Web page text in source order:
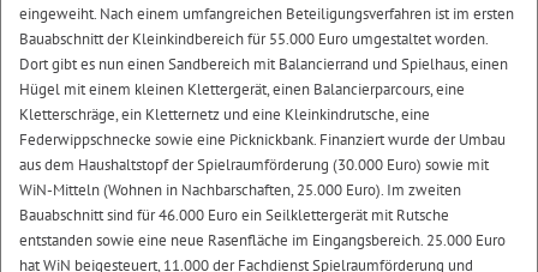
eingeweiht. Nach einem umfangreichen Beteiligungsverfahren ist im ersten
Bauabschnitt der Kleinkindbereich für 55.000 Euro umgestaltet worden.
Dort gibt es nun einen Sandbereich mit Balancierrand und Spielhaus, einen
Hügel mit einem kleinen Klettergerät, einen Balancierparcours, eine
Kletterschräge, ein Kletternetz und eine Kleinkindrutsche, eine
Federwippschnecke sowie eine Picknickbank. Finanziert wurde der Umbau
aus dem Haushaltstopf der Spielraumförderung (30.000 Euro) sowie mit
WiN-Mitteln (Wohnen in Nachbarschaften, 25.000 Euro). Im zweiten
Bauabschnitt sind für 46.000 Euro ein Seilklettergerät mit Rutsche
entstanden sowie eine neue Rasenfläche im Eingangsbereich. 25.000 Euro
hat WiN beigesteuert, 11.000 der Fachdienst Spielraumförderung und